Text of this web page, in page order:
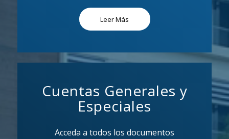
Leer Más
Cuentas Generales y
Especiales
Acceda a todos los documentos